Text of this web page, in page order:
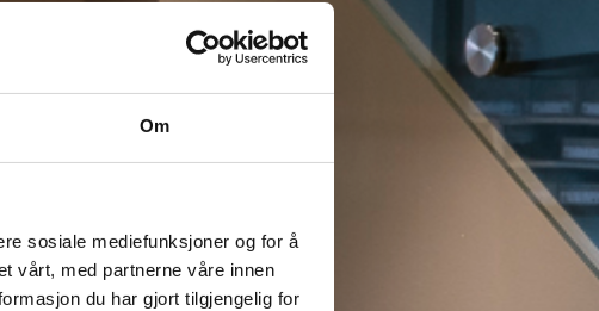
Om
sosiale mediefunksjoner og for å
vårt, med partnerne våre innen
du har gjort tilgjengelig for